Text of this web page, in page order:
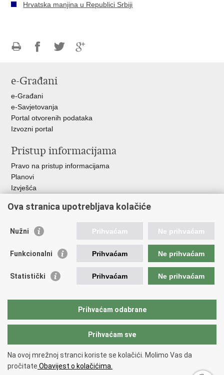
Hrvatska manjina u Republici Srbiji
FacebookuTwitteru
e-Građani
e-Građani
e-Savjetovanja
Portal otvorenih podataka
Izvozni portal
Pristup informacijama
Pravo na pristup informacijama
Planovi
Izvješća
Vlada RH
Ured predsjednika
Ministarstvo demografije i useljeništva
HRT - Glas Hrvatske
Copyright © 2026 Središnji državni ured za Hrvate izvan Republike
Hrvatske
Uvjeti korištenja.Izjava o pristupačnosti
Ova stranica upotrebljava kolačiće
Nužni Prihvaćam Ne prihvaćam
Funkcionalni Prihvaćam Ne prihvaćam
Statistički Prihvaćam Ne prihvaćam
Prihvaćam odabrane
Prihvaćam sve
Na ovoj mrežnoj stranci koriste se kolačići. Molimo Vas da
pročitate Obavijest o kolačićima.